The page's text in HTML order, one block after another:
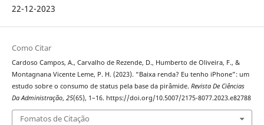
22-12-2023
Como Citar
Cardoso Campos, A., Carvalho de Rezende, D., Humberto de Oliveira, F., &
Montagnana Vicente Leme, P. H. (2023). “Baixa renda? Eu tenho iPhone”: um
estudo sobre o consumo de status pela base da pirâmide. Revista De Ciências
Da Administração, 25(65), 1–16. https://doi.org/10.5007/2175-8077.2023.e82788
Fomatos de Citação